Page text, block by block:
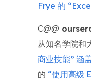
Frye 的
C@@
从知名学院和
商业技能” 涵
的 “使用高级